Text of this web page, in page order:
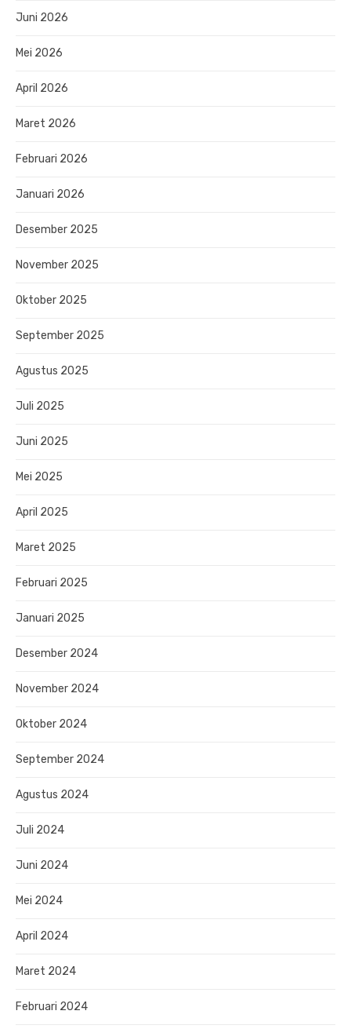
Juni 2026
Mei 2026
April 2026
Maret 2026
Februari 2026
Januari 2026
Desember 2025
November 2025
Oktober 2025
September 2025
Agustus 2025
Juli 2025
Juni 2025
Mei 2025
April 2025
Maret 2025
Februari 2025
Januari 2025
Desember 2024
November 2024
Oktober 2024
September 2024
Agustus 2024
Juli 2024
Juni 2024
Mei 2024
April 2024
Maret 2024
Februari 2024